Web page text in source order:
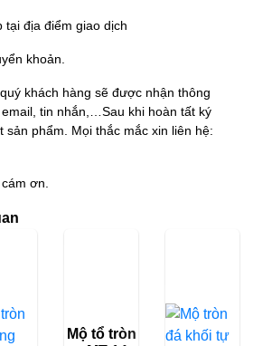
địa điểm giao dịch
khoản.
khách hàng sẽ được nhận thông
tin nhắn,…Sau khi hoàn tất ký
sản phẩm. Mọi thắc mắc xin liên hệ:
ơn.
Mộ tổ tròn